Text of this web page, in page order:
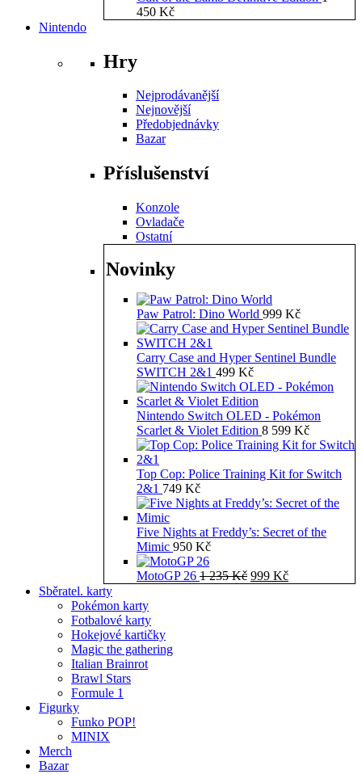
450 Kč
Nintendo
Hry
Nejprodávanější
Nejnovější
Předobjednávky
Bazar
Příslušenství
Konzole
Ovladače
Ostatní
Novinky
Paw Patrol: Dino World 999 Kč
Carry Case and Hyper Sentinel Bundle
SWITCH 2&1 499 Kč
Nintendo Switch OLED - Pokémon
Scarlet & Violet Edition 8 599 Kč
Top Cop: Police Training Kit for Switch
2&1 749 Kč
Five Nights at Freddy’s: Secret of the
Mimic 950 Kč
MotoGP 26 1 235Kč Původní
999 KčAktuální
Sběratel. karty
Pokémon karty
Fotbalové karty
Hokejové kartičky
Magic the gathering
Italian Brainrot
Brawl Stars
Formule 1
Figurky
Funko POP!
MINIX
Merch
Bazar